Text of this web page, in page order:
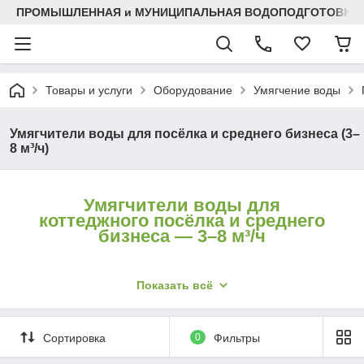
ПРОМЫШЛЕННАЯ и МУНИЦИПАЛЬНАЯ ВОДОПОДГОТОВКА
Товары и услуги Оборудование Умягчение воды
Умягчители воды для посёлка и среднего бизнеса (3–
8 м³/ч)
Умягчители воды для
коттеджного посёлка и среднего
бизнеса — 3–8 м³/ч
Когда бытовой колонны на дом уже мало — для
гостиницы, прачечной или среднего производства
— ставится умягчитель повышенной
производительности на 3–8 м³/ч. Колонна 16–21″ с
Показать всё
Сортировка 0 Фильтры